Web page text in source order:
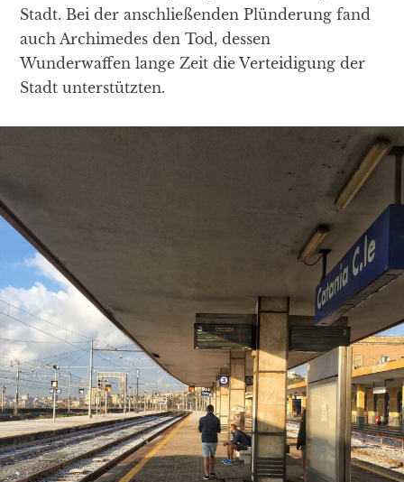
Stadt. Bei der anschließenden Plünderung fand
auch Archimedes den Tod, dessen
Wunderwaffen lange Zeit die Verteidigung der
Stadt unterstützten.